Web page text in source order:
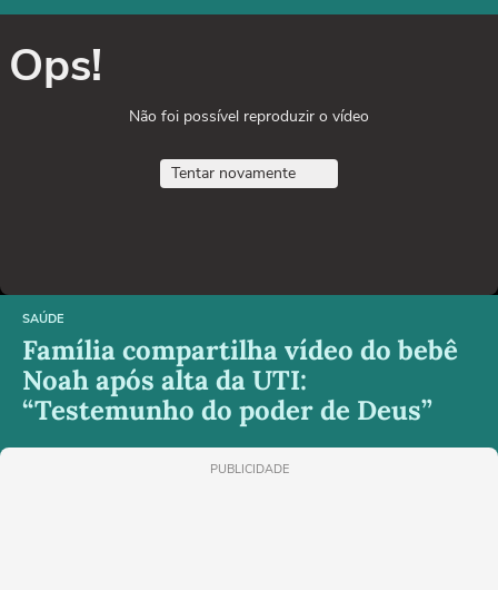
Ops!
Não foi possível reproduzir o vídeo
Tentar novamente
SAÚDE
Família compartilha vídeo do bebê
Noah após alta da UTI:
“Testemunho do poder de Deus”
PUBLICIDADE